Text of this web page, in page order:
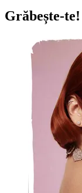
Grăbește-te!